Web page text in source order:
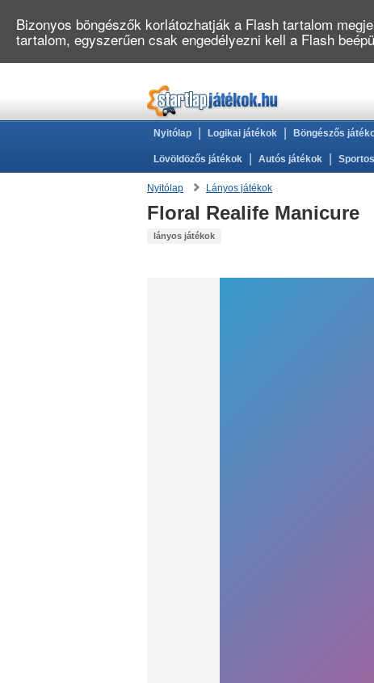
Nyitólap Logikai játékok Böngészős
Lövöldözős játékok Autós játékok
Nyitólap Lányos játékok
Floral Realife Manicure
lányos játékok
Bizonyos böngészők korlátozhatják a Flash tartalom
tartalom, egyszerűen csak engedélyezni kell a Flash